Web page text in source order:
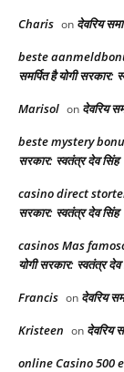
Charis on देवरिय
beste
समर्पित है योगी सरकार:
Marisol on देवरिय
beste mystery
सरकार: स्वतंत्र देव सिंह
casino direct
सरकार: स्वतंत्र देव सिंह
casinos Mas
योगी सरकार: स्वतंत्र देव
Francis on देवरिय
Kristeen on देवरिय
online Casino 500